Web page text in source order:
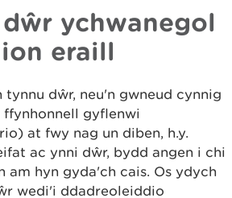
ychwanegol
eraill
tynnu dŵr, neu'n gwneud cynnig
ffynhonnell gyflenwi
at fwy nag un diben, h.y.
ac ynni dŵr, bydd angen i chi
am hyn gyda'ch cais. Os ydych
wedi'i ddadreoleiddio